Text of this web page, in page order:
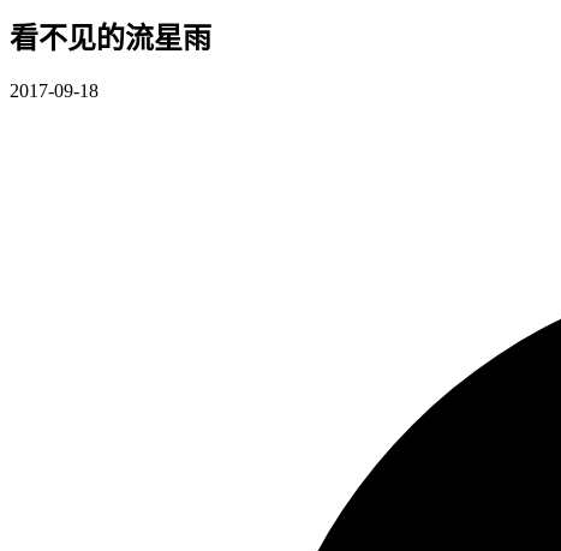
看不见的流星雨
2017-09-18